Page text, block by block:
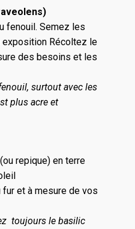
fenouil. Semez les
exposition Récoltez le
des besoins et les
surtout avec les
plus acre et
repique) en terre
et à mesure de vos
toujours le basilic